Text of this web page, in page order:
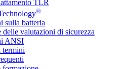
TLR
®
sulla batteria
delle valutazioni di sicurezza
ANSI
termini